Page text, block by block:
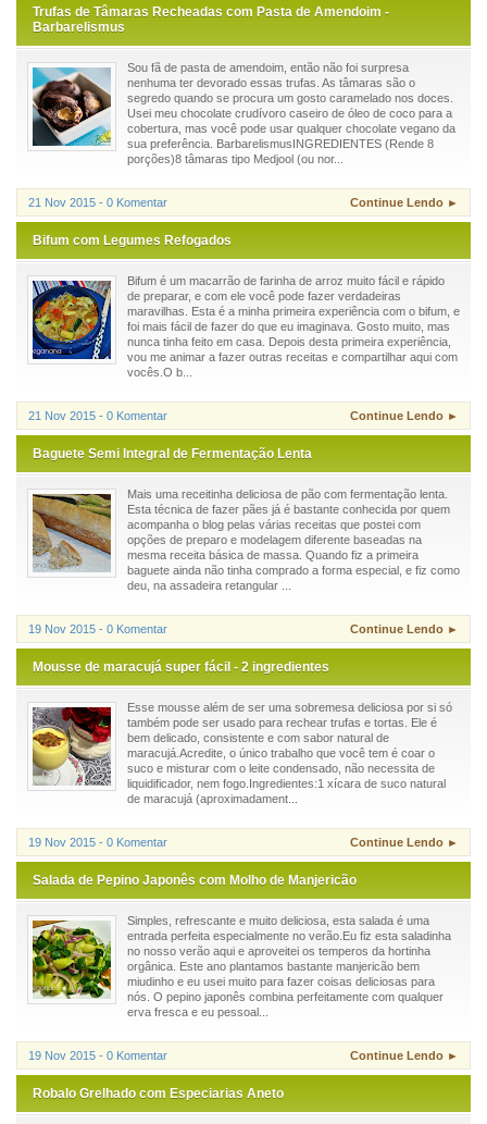
Trufas de Tâmaras Recheadas com Pasta de Amendoim -
Barbarelismus
Sou fã de pasta de amendoim, então não foi surpresa
nenhuma ter devorado essas trufas. As tâmaras são o
segredo quando se procura um gosto caramelado nos doces.
Usei meu chocolate crudívoro caseiro de óleo de coco para a
cobertura, mas você pode usar qualquer chocolate vegano da
sua preferência. BarbarelismusINGREDIENTES (Rende 8
porções)8 tâmaras tipo Medjool (ou nor...
21 Nov 2015 - 0 Komentar Continue Lendo ►
Bifum com Legumes Refogados
Bifum é um macarrão de farinha de arroz muito fácil e rápido
de preparar, e com ele você pode fazer verdadeiras
maravilhas. Esta é a minha primeira experiência com o bifum, e
foi mais fácil de fazer do que eu imaginava. Gosto muito, mas
nunca tinha feito em casa. Depois desta primeira experiência,
vou me animar a fazer outras receitas e compartilhar aqui com
vocês.O b...
21 Nov 2015 - 0 Komentar Continue Lendo ►
Baguete Semi Integral de Fermentação Lenta
Mais uma receitinha deliciosa de pão com fermentação lenta.
Esta técnica de fazer pães já é bastante conhecida por quem
acompanha o blog pelas várias receitas que postei com
opções de preparo e modelagem diferente baseadas na
mesma receita básica de massa. Quando fiz a primeira
baguete ainda não tinha comprado a forma especial, e fiz como
deu, na assadeira retangular ...
19 Nov 2015 - 0 Komentar Continue Lendo ►
Mousse de maracujá super fácil - 2 ingredientes
Esse mousse além de ser uma sobremesa deliciosa por si só
também pode ser usado para rechear trufas e tortas. Ele é
bem delicado, consistente e com sabor natural de
maracujá.Acredite, o único trabalho que você tem é coar o
suco e misturar com o leite condensado, não necessita de
liquidificador, nem fogo.Ingredientes:1 xícara de suco natural
de maracujá (aproximadament...
19 Nov 2015 - 0 Komentar Continue Lendo ►
Salada de Pepino Japonês com Molho de Manjericão
Simples, refrescante e muito deliciosa, esta salada é uma
entrada perfeita especialmente no verão.Eu fiz esta saladinha
no nosso verão aqui e aproveitei os temperos da hortinha
orgânica. Este ano plantamos bastante manjericão bem
miudinho e eu usei muito para fazer coisas deliciosas para
nós. O pepino japonês combina perfeitamente com qualquer
erva fresca e eu pessoal...
19 Nov 2015 - 0 Komentar Continue Lendo ►
Robalo Grelhado com Especiarias Aneto